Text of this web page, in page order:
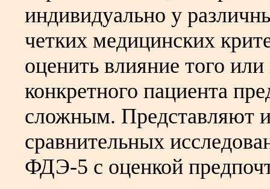
индивидуально у
четких медицинских
оценить влияние того
конкретного пациента
сложным. Представляют
сравнительных
ФДЭ-5 с оценкой